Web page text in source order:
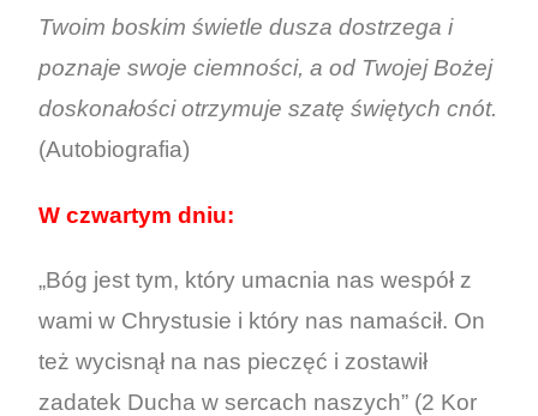
Twoim boskim świetle dusza dostrzega i
poznaje swoje ciemności, a od Twojej Bożej
doskonałości otrzymuje szatę świętych cnót.
(Autobiografia)
W czwartym dniu:
„Bóg jest tym, który umacnia nas wespół z
wami w Chrystusie i który nas namaścił. On
też wycisnął na nas pieczęć i zostawił
zadatek Ducha w sercach naszych” (2 Kor